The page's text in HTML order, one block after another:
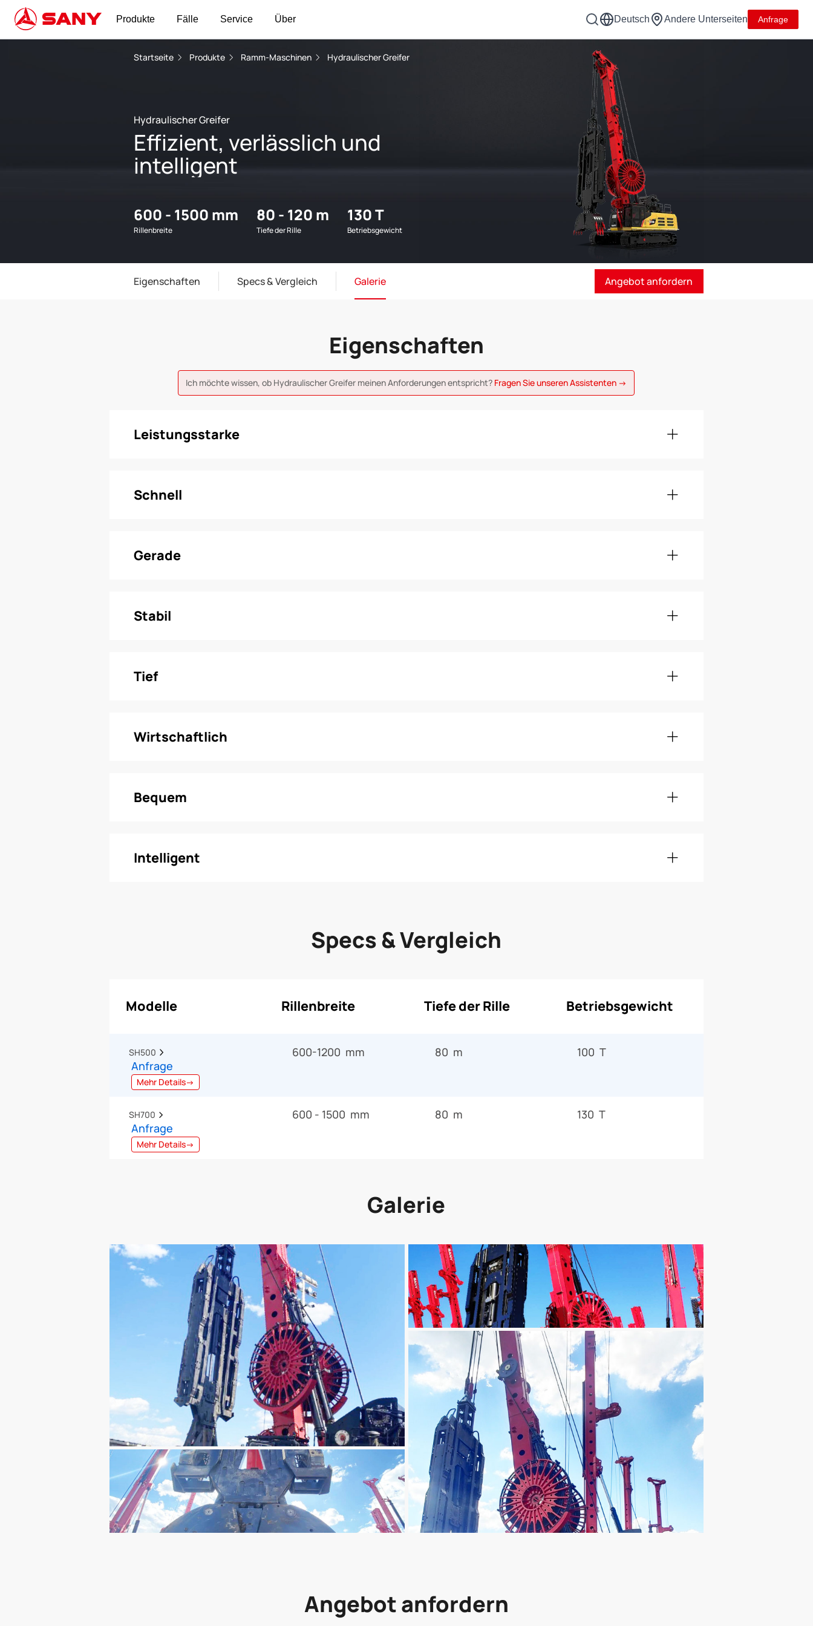
Produkte Fälle Service Über Deutsch Andere Unterseiten Anfrage
Startseite Produkte Ramm-Maschinen Hydraulischer Greifer
Hydraulischer Greifer
Effizient, verlässlich und
intelligent
600 - 1500 mm
Rillenbreite
80 - 120 m
Tiefe der Rille
130 T
Betriebsgewicht
Eigenschaften Specs & Vergleich Galerie Angebot anfordern
Eigenschaften
Ich möchte wissen, ob Hydraulischer Greifer meinen Anforderungen entspricht? Fragen Sie unseren Assistenten →
Leistungsstarke
Schnell
Gerade
Stabil
Tief
Wirtschaftlich
Bequem
Intelligent
Specs & Vergleich
Modelle Rillenbreite Tiefe der Rille Betriebsgewicht
SH500
Anfrage
Mehr Details→
600-1200 mm 80 m 100 T
SH700
Anfrage
Mehr Details→
600 - 1500 mm 80 m 130 T
Galerie
Angebot anfordern